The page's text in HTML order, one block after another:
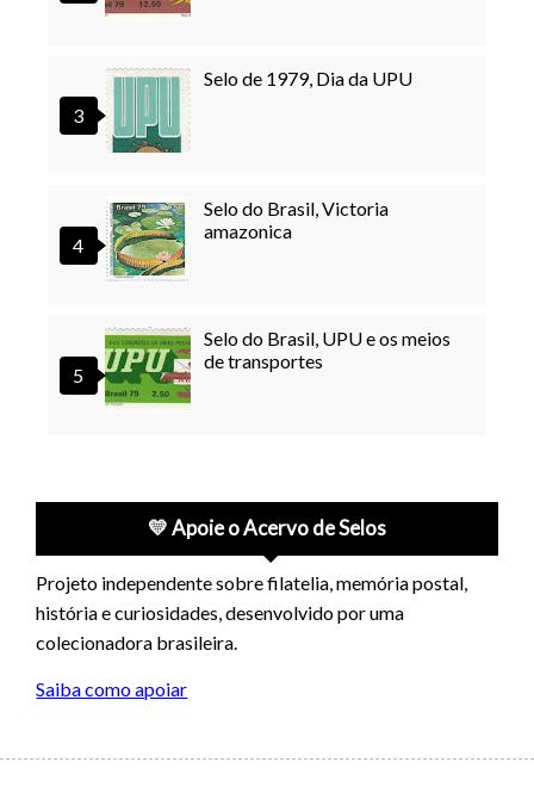
Selo de 1979, Dia da UPU
Selo do Brasil, Victoria
amazonica
Selo do Brasil, UPU e os meios
de transportes
💛 Apoie o Acervo de Selos
Projeto independente sobre filatelia, memória postal,
história e curiosidades, desenvolvido por uma
colecionadora brasileira.
Saiba como apoiar